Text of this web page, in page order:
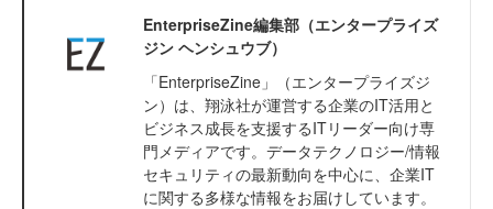
EnterpriseZine編集部（エンタープライズ
ジン ヘンシュウブ）
「EnterpriseZine」（エンタープライズジ
ン）は、翔泳社が運営する企業のIT活用と
ビジネス成長を支援するITリーダー向け専
門メディアです。データテクノロジー/情報
セキュリティの最新動向を中心に、企業IT
に関する多様な情報をお届けしています。